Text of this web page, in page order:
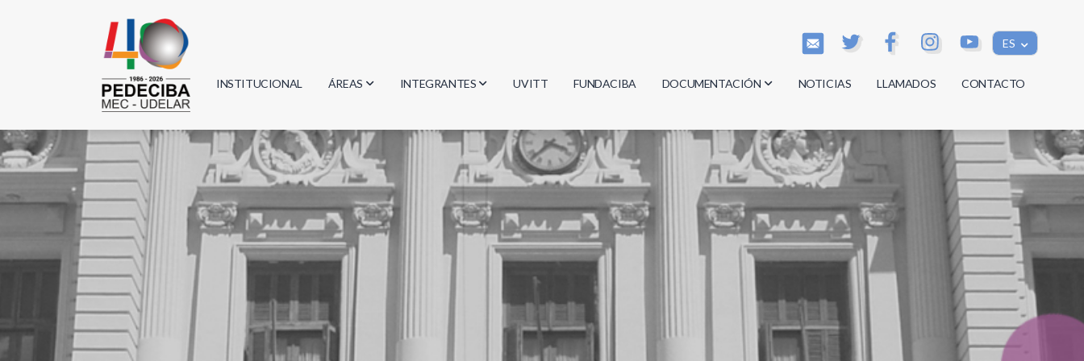
ES
INSTITUCIONAL ÁREAS
Biología
Física
Geociencias
Informática
Matemática
INTEGRANTES
Investigadores
Estudiantes
Egresados
UVITT FUNDACIBA DOCUMENTACIÓN
Actas
Reglamentos
Documentos
NOTICIAS LLAMADOS CONTACTO